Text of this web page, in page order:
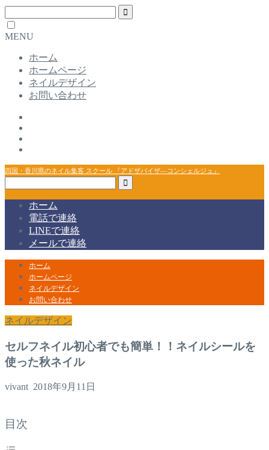
MENU
ホーム
ホームページ
ネイルデザイン
お問い合わせ
四国・香川県のネイル集客 スクール 『アドザバイザ―コンシェルジュ』
ホーム
電話で連絡
LINEで連絡
メールで連絡
ホーム
ホームページ
ネイルデザイン
お問い合わせ
ネイルデザイン
セルフネイル初心者でも簡単！！ネイルシールを
使った秋ネイル
vivant 2018年9月11日
目次